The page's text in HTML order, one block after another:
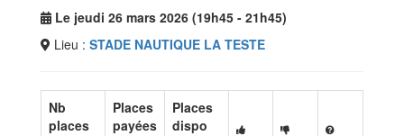
Le jeudi 26 mars 2026 (19h45 - 21h45)
Lieu : STADE NAUTIQUE LA TESTE
Nb
places
Places
payées
Places
dispo